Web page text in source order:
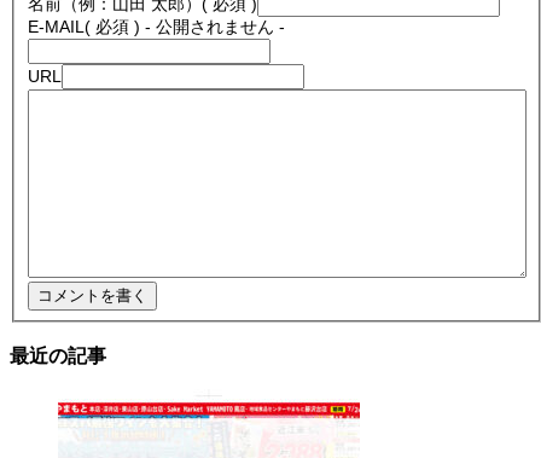
E-MAIL ( 必須 ) - 公開されません -
URL
最近の記事